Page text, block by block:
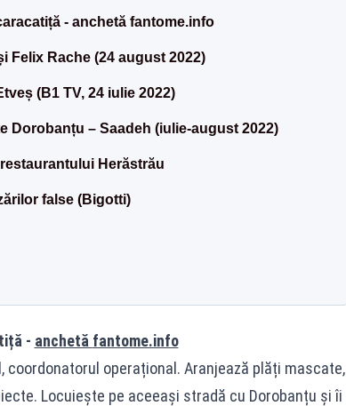
- anchetă fantome.info
Felix Rache (24 august 2022)
(B1 TV, 24 iulie 2022)
Dorobanțu – Saadeh (iulie-august 2022)
Herăstrău
false (Bigotti)
- anchetă fantome.info
coordonatorul operațional. Aranjează plăți mascate,
Locuiește pe aceeași stradă cu Dorobanțu și îi